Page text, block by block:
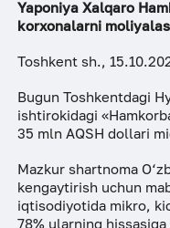
ESG
Yaponiya Xalqaro
korxonalarni
Toshkent sh.,
Bugun Toshkentdagi
ishtirokidagi
35 mln AQSH dollari
Mazkur shartnoma
kengaytirish uchun
iqtisodiyotida mikro,
78% ularning hissasiga